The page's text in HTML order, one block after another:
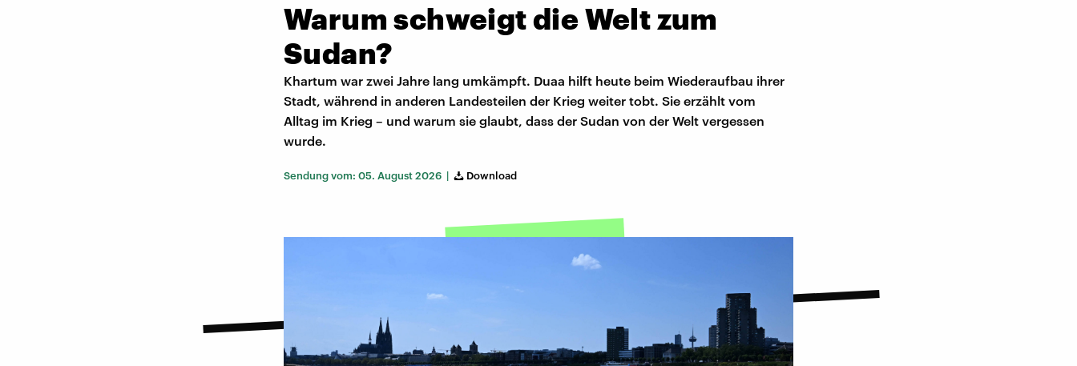
Warum schweigt die Welt zum
Sudan?
Khartum war zwei Jahre lang umkämpft. Duaa hilft heute beim Wiederaufbau ihrer
Stadt, während in anderen Landesteilen der Krieg weiter tobt. Sie erzählt vom
Alltag im Krieg – und warum sie glaubt, dass der Sudan von der Welt vergessen
wurde.
Sendung vom: 05. August 2026 | Download